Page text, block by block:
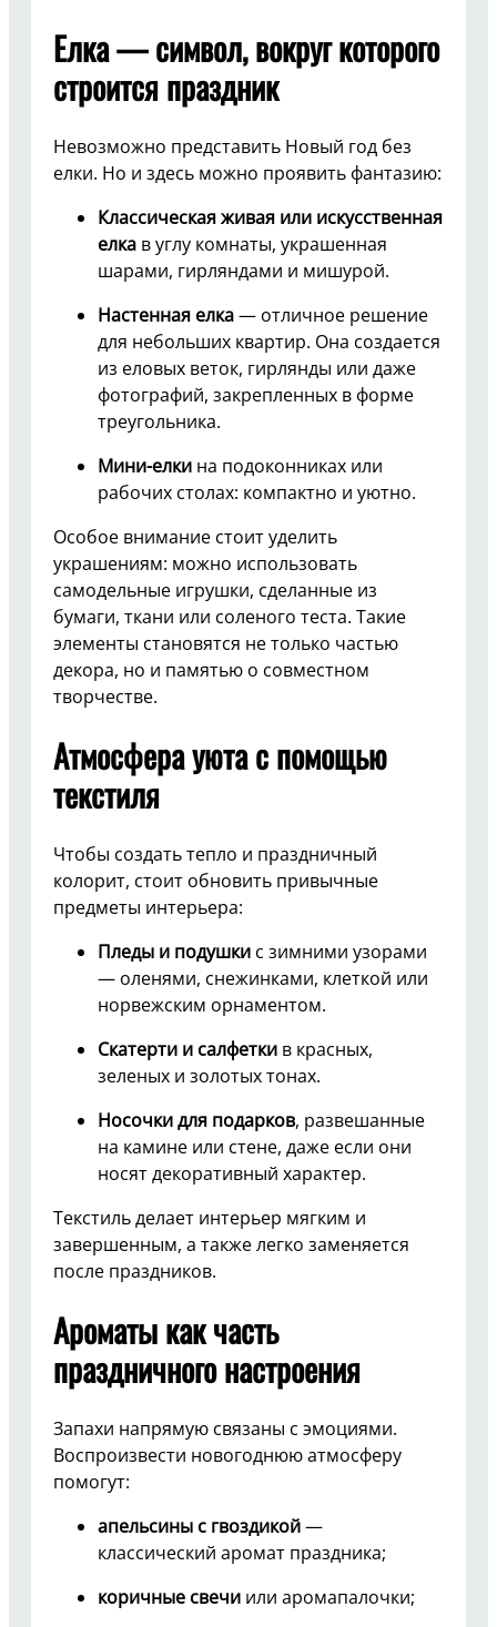
Елка — символ, вокруг которого
строится праздник
Невозможно представить Новый год без
елки. Но и здесь можно проявить фантазию:
Классическая живая или искусственная
елка в углу комнаты, украшенная
шарами, гирляндами и мишурой.
Настенная елка— отличное решение
для небольших квартир. Она создается
из еловых веток, гирлянды или даже
фотографий, закрепленных в форме
треугольника.
Мини-елки на подоконниках или
рабочих столах: компактно и уютно.
Особое внимание стоит уделить
украшениям: можно использовать
самодельные игрушки, сделанные из
бумаги, ткани или соленого теста. Такие
элементы становятся не только частью
декора, но и памятью о совместном
творчестве.
Атмосфера уюта с помощью
текстиля
Чтобы создать тепло и праздничный
колорит, стоит обновить привычные
предметы интерьера:
Пледы и подушки с зимними узорами
— оленями, снежинками, клеткой или
норвежским орнаментом.
Скатерти и салфетки в красных,
зеленых и золотых тонах.
Носочки для подарков, развешанные
на камине или стене, даже если они
носят декоративный характер.
Текстиль делает интерьер мягким и
завершенным, а также легко заменяется
после праздников.
Ароматы как часть
праздничного настроения
Запахи напрямую связаны с эмоциями.
Воспроизвести новогоднюю атмосферу
помогут:
апельсины с гвоздикой—
классический аромат праздника;
коричные свечи или аромапалочки;